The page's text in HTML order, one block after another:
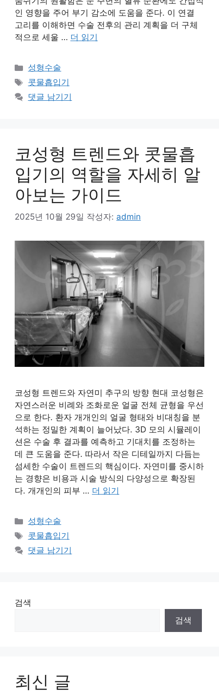
인 영향을 주어 부기 감소에 도움을 준다. 이 연결
고리를 이해하면 수술 전후의 관리 계획을 더 구체
적으로 세울 … 더 읽기
카
테
리
성형수술
태
그
콧물흡입기
댓글 남기기
코성형 트렌드와 콧물흡
입기의 역할을 자세히 알
아보는 가이드
2025년 10월 29일 작성자: admin
코성형 트렌드와 자연미 추구의 방향 현대 코성형은
자연스러운 비례와 조화로운 얼굴 전체 균형을 우선
으로 한다. 환자 개개인의 얼굴 형태와 비대칭을 분
석하는 정밀한 계획이 늘어났다. 3D 모의 시뮬레이
션은 수술 후 결과를 예측하고 기대치를 조정하는
데 큰 도움을 준다. 따라서 작은 디테일까지 다듬는
섬세한 수술이 트렌드의 핵심이다. 자연미를 중시하
는 경향은 비용과 시술 방식의 다양성으로 확장된
다. 개개인의 피부 … 더 읽기
카
테
리
성형수술
태
그
콧물흡입기
댓글 남기기
검색
검색
최신 글